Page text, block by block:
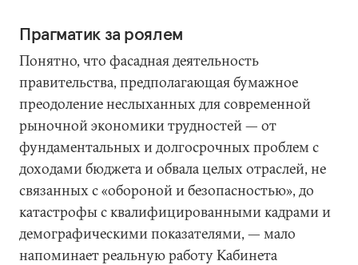
Прагматик за роялем
Понятно, что фасадная деятельность
правительства, предполагающая бумажное
преодоление неслыханных для современной
рыночной экономики трудностей — от
фундаментальных и долгосрочных проблем с
доходами бюджета и обвала целых отраслей, не
связанных с «обороной и безопасностью», до
катастрофы с квалифицированными кадрами и
демографическими показателями, — мало
напоминает реальную работу Кабинета